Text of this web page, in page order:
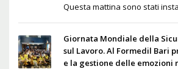
Questa mattina sono stati
Giornata Mondiale della
sul Lavoro. Al Formedil Bari
e la gestione delle emozioni